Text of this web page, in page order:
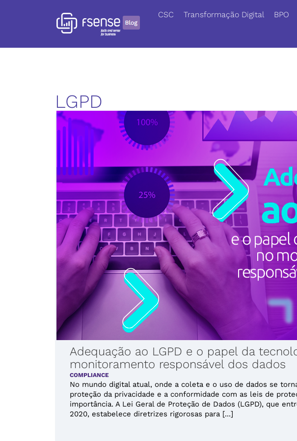
CSC Transformação Digital BPO
LGPD
Adequação ao LGPD e o papel da
monitoramento responsável dos dados
COMPLIANCE
No mundo digital atual, onde a coleta e o uso de dados se
proteção da privacidade e a conformidade com as leis de
importância. A Lei Geral de Proteção de Dados (LGPD), que
2020, estabelece diretrizes rigorosas para [...]